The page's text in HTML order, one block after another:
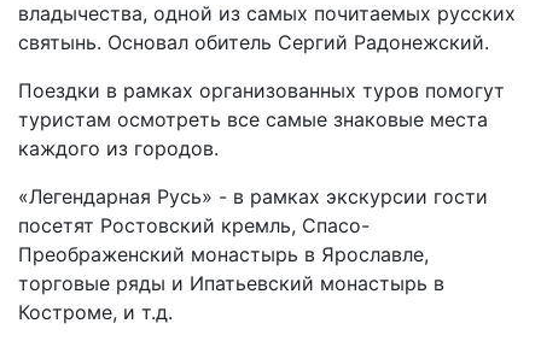
владычества, одной из самых почитаемых русских
святынь. Основал обитель Сергий Радонежский.
Поездки в рамках организованных туров помогут
туристам осмотреть все самые знаковые места
каждого из городов.
«Легендарная Русь» - в рамках экскурсии гости
посетят Ростовский кремль, Спасо-
Преображенский монастырь в Ярославле,
торговые ряды и Ипатьевский монастырь в
Костроме, и т.д.